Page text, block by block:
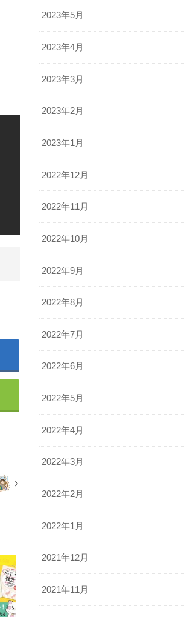
2023年5月
2023年4月
2023年3月
2023年2月
2023年1月
2022年12月
2022年11月
2022年10月
2022年9月
2022年8月
2022年7月
2022年6月
2022年5月
2022年4月
2022年3月
2022年2月
2022年1月
2021年12月
2021年11月